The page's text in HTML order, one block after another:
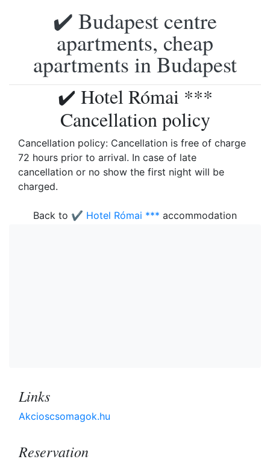
✔️ Budapest centre
apartments, cheap
apartments in Budapest
✔️ Hotel Római ***
Cancellation policy
Cancellation policy: Cancellation is free of charge
72 hours prior to arrival. In case of late
cancellation or no show the first night will be
charged.
Back to ✔️ Hotel Római *** accommodation
Links
Akcioscsomagok.hu
Reservation